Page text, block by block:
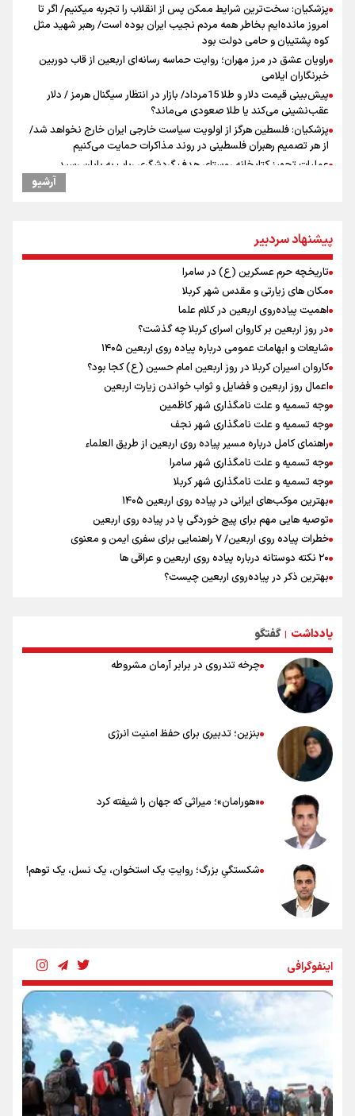
پزشکیان: سخت‌ترین شرایط ممکن پس از انقلاب را تجربه میکنیم/ اگر تا
امروز مانده‌ایم بخاطر همه‌ مردم نجیب ایران بوده است/ رهبر شهید مثل
کوه پشتیبان و حامی دولت بود
راویان عشق در مرز مهران؛ روایت حماسه‌ رسانه‌ای اربعین از قاب دوربین
خبرنگاران ایلامی
پیش‌بینی قیمت دلار و طلا 15مرداد/ بازار در انتظار سیگنال هرمز / دلار
عقب‌نشینی می‌کند یا طلا صعودی می‌ماند؟
پزشکیان: فلسطین هرگز از اولویت سیاست خارجی ایران خارج نخواهد شد/
از هر تصمیم رهبران فلسطینی در روند مذاکرات حمایت می‌کنیم
عملیات تجهیز کتابخانه روستای هدف گردشگری ریاب به پایان رسید
ارتش صهیونیستی زمین‌های کشاورزی در جنوب لبنان را به آتش کشید
چه کسی باید قیمت‌ها را تعیین کند؟
بازگشت روان دو میلیون و هشتصد هزار زائر اربعین از مرزهای شش‌گانه
زائران اربعین حسینی در مرز تمرچین
ایران آقای بلامنازع تنگه هرمز
وزیر خارجه مصر: رژیم اسراییل بدون تامین حقوق مشروع مردم فلسطین
امنیت نخواهد داشت
مستمری مددجویان کفاف زندگی را نمی‌دهد / حمایت از ۱۹هزار زن‌
سرپرست خانوار
آرشیو
پیشنهاد سردبیر
تاریخچه حرم عسکرین (ع) در سامرا
مکان های زیارتی و مقدس شهر کربلا
اهمیت پیاده‌روی اربعین در کلام علما
در روز اربعین بر کاروان اسرای کربلا چه گذشت؟
شایعات و ابهامات عمومی درباره پیاده روی اربعین ۱۴۰۵
کاروان اسیران کربلا در روز اربعین امام حسین (ع) کجا بود؟
اعمال روز اربعین و فضایل و ثواب خواندن زیارت اربعین
وجه تسمیه و علت نامگذاری شهر کاظمین
وجه تسمیه و علت نامگذاری شهر نجف
راهنمای کامل درباره مسیر پیاده روی اربعین از طریق العلماء
وجه تسمیه و علت نامگذاری شهر سامرا
وجه تسمیه و علت نامگذاری شهر کربلا
بهترین موکب‌های ایرانی در پیاده روی اربعین ۱۴۰۵
توصیه هایی مهم برای پیچ خوردگی پا در پیاده روی اربعین
خطرات پیاده روی اربعین/ ۷ راهنمایی برای سفری ایمن و معنوی
۲۰ نکته دوستانه درباره پیاده روی اربعین و عراقی ها
بهترین ذکر در پیاده‌روی اربعین چیست؟
نکاتی مهم برای حفظ سلامت در پیاده روی اربعین
یادداشت | گفتگو
چرخه تندروی در برابر آرمان مشروطه
بنزین؛ تدبیری برای حفظ امنیت انرژی
«هورامان»؛ میراثی که جهان را شیفته کرد
شکستگیِ بزرگ؛ روایتِ یک استخوان، یک نسل، یک توهم!
روایت ایران از کنار مردم
از طلوع خیابان‌ها تا غروب اشک
اینفوگرافی